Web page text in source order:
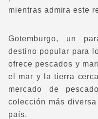
mientras admira este
Gotemburgo, un
destino popular para
ofrece pescados y
el mar y la tierra
mercado de
colección más
país.